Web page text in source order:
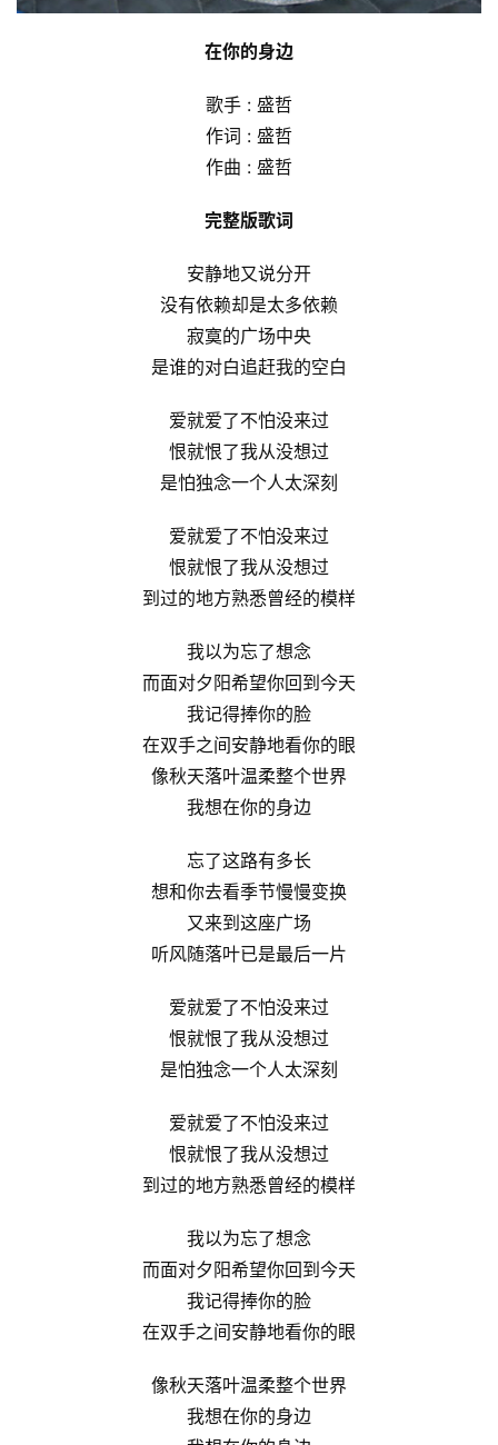
在你的身边
歌手 : 盛哲
作词 : 盛哲
作曲 : 盛哲
完整版歌词
安静地又说分开
没有依赖却是太多依赖
寂寞的广场中央
是谁的对白追赶我的空白
爱就爱了不怕没来过
恨就恨了我从没想过
是怕独念一个人太深刻
爱就爱了不怕没来过
恨就恨了我从没想过
到过的地方熟悉曾经的模样
我以为忘了想念
而面对夕阳希望你回到今天
我记得捧你的脸
在双手之间安静地看你的眼
像秋天落叶温柔整个世界
我想在你的身边
忘了这路有多长
想和你去看季节慢慢变换
又来到这座广场
听风随落叶已是最后一片
爱就爱了不怕没来过
恨就恨了我从没想过
是怕独念一个人太深刻
爱就爱了不怕没来过
恨就恨了我从没想过
到过的地方熟悉曾经的模样
我以为忘了想念
而面对夕阳希望你回到今天
我记得捧你的脸
在双手之间安静地看你的眼
像秋天落叶温柔整个世界
我想在你的身边